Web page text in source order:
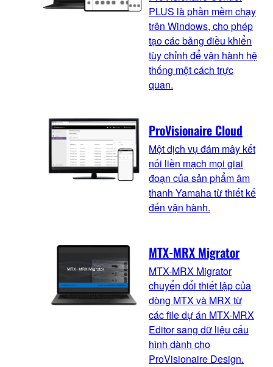
PLUS là phần mềm chạy
trên Windows, cho phép
tạo các bảng điều khiển
tùy chỉnh để vận hành hệ
thống một cách trực
quan.
ProVisionaire Cloud
Một dịch vụ đám mây kết
nối liền mạch mọi giai
đoạn của sản phẩm âm
thanh Yamaha từ thiết kế
đến vận hành.
MTX-MRX Migrator
MTX-MRX Migrator
chuyển đổi thiết lập của
dòng MTX và MRX từ
các file dự án MTX-MRX
Editor sang dữ liệu cấu
hình dành cho
ProVisionaire Design.